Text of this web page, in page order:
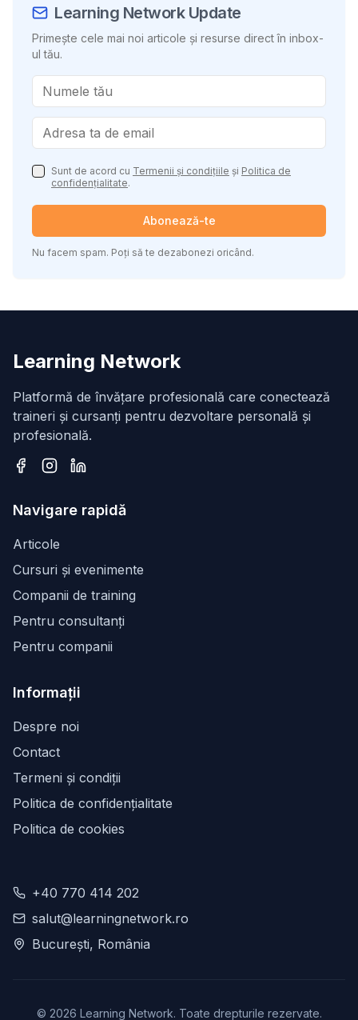
Learning Network Update
Primește cele mai noi articole și resurse direct în inbox-
ul tău.
Sunt de acord cu Termenii și condițiile și Politica de
confidențialitate.
Abonează-te
Nu facem spam. Poți să te dezabonezi oricând.
Learning Network
Platformă de învățare profesională care conectează
traineri și cursanți pentru dezvoltare personală și
profesională.
Navigare rapidă
Articole
Cursuri și evenimente
Companii de training
Pentru consultanți
Pentru companii
Informații
Despre noi
Contact
Termeni și condiții
Politica de confidențialitate
Politica de cookies
+40 770 414 202
salut@learningnetwork.ro
București, România
© 2026 Learning Network. Toate drepturile rezervate.